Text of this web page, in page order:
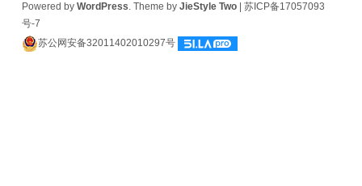
Powered by WordPress. Theme by JieStyle Two| 苏ICP备17057093
号-7
苏公网安备32011402010297号